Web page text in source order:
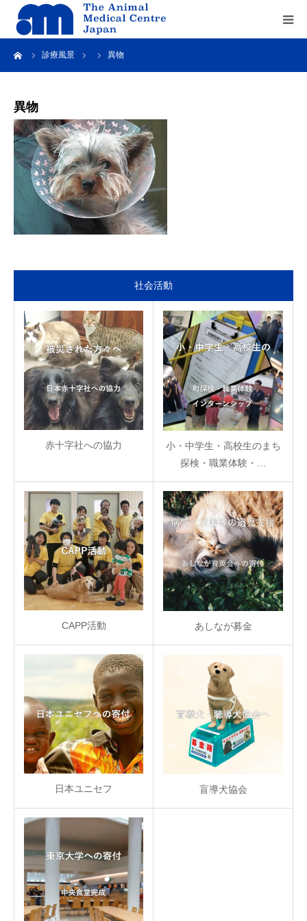
診療風景 異物
異物
社会活動
赤十字社への協力
小・中学生・高校生のまち
探検・職業体験・…
CAPP活動 あしなが募金
日本ユニセフ 盲導犬協会
Home
service
recruit
contact us